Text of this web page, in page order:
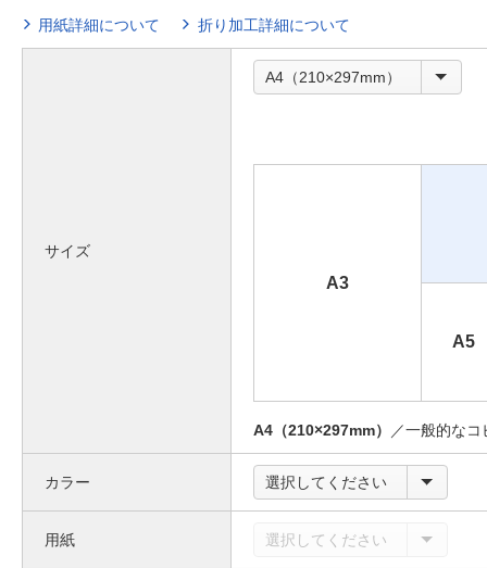
用紙詳細について 折り加工詳細について
サイズ
A4（210×297mm）
A3
A5
A4（210×297mm） ／一般的な
カラー 選択してください
用紙 選択してください